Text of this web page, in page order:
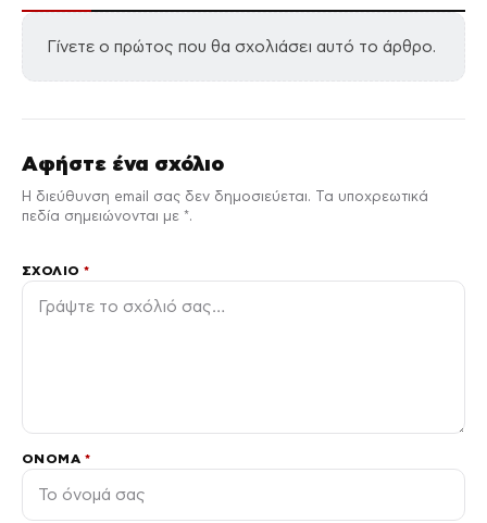
Γίνετε ο πρώτος που θα σχολιάσει αυτό το άρθρο.
Αφήστε ένα σχόλιο
Η διεύθυνση email σας δεν δημοσιεύεται. Τα υποχρεωτικά
πεδία σημειώνονται με *.
ΣΧΌΛΙΟ*
ΌΝΟΜΑ *